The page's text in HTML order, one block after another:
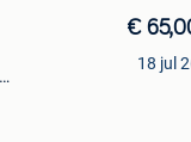
€
18 jul